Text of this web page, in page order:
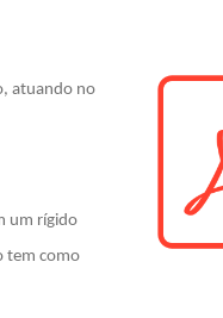
atuando no
um rígido
tem como